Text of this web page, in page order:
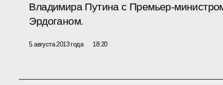
Владимира Путина с Премьер-
Эрдоганом.
5 августа 2013 года 18:20